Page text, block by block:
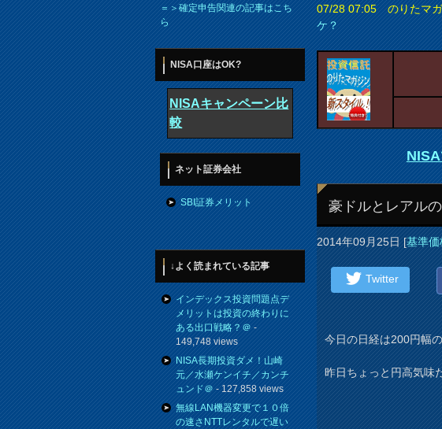
07/28 07:05 のりたマ
ケ？
豪ドルとレアル
2014年09月25日[基準
Twitter
今日の日経は200円幅
昨日ちょっと円高気味
＝＞確定申告関連の記事はこち
ら
NISA口座はOK?
NISAキャンペーン比
較
ネット証券会社
SBI証券メリット
↓よく読まれている記事
インデックス投資問題点デ
メリットは投資の終わりに
ある出口戦略？＠-
149,748 views
NISA長期投資ダメ！山崎
元／水瀬ケンイチ／カンチ
ュンド＠- 127,858 views
無線LAN機器変更で１０倍
の速さNTTレンタルで遅い